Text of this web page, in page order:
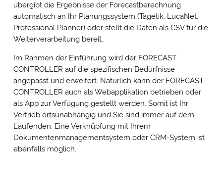
übergibt die Ergebnisse der Forecastberechnung
automatisch an Ihr Planungssystem (Tagetik, LucaNet,
Professional Planner) oder stellt die Daten als CSV für die
Weiterverarbeitung bereit.
Im Rahmen der Einführung wird der FORECAST
CONTROLLER auf die spezifischen Bedürfnisse
angepasst und erweitert. Natürlich kann der FORECAST
CONTROLLER auch als Webapplikation betrieben oder
als App zur Verfügung gestellt werden. Somit ist Ihr
Vertrieb ortsunabhängig und Sie sind immer auf dem
Laufenden. Eine Verknüpfung mit Ihrem
Dokumentenmanagementsystem oder CRM-System ist
ebenfalls möglich.